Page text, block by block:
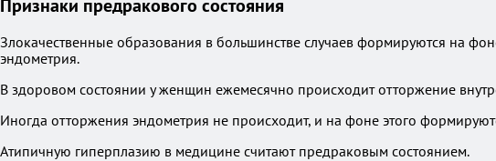
Признаки предракового состояния
Злокачественные образования в большинстве случаев формируются на
эндометрия.
В здоровом состоянии у женщин ежемесячно происходит отторжение
Иногда отторжения эндометрия не происходит, и на фоне этого
Атипичную гиперплазию в медицине считают предраковым состоянием.